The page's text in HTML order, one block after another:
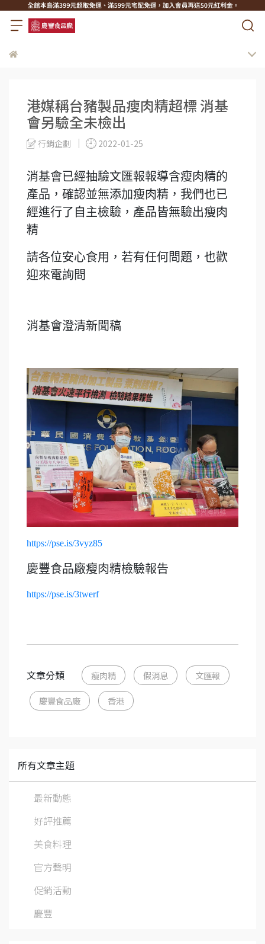
港媒稱台豬製品瘦肉精超標 消基
會另驗全未檢出
行銷企劃 2022-01-25
消基會已經抽驗文匯報報導含瘦肉精的
產品，確認並無添加瘦肉精，我們也已
經進行了自主檢驗，產品皆無驗出瘦肉
精
請各位安心食用，若有任何問題，也歡
迎來電詢問
消基會澄清新聞稿
https://pse.is/3vyz85
慶豐食品廠瘦肉精檢驗報告
https://pse.is/3twerf
文章分類 瘦肉精 假消息 文匯報
慶豐食品廠 香港
所有文章主題
最新動態
好評推薦
美食料理
官方聲明
促銷活動
慶豐